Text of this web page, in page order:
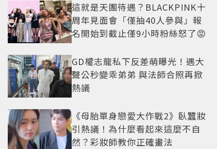
這就是天團待遇？BLACKPINK十
周年見面會「僅抽40人參與」報
名開始到截止僅9小時粉絲怒了😡
GD權志龍私下反差萌曝光！遇大
聲公秒變乖弟弟 與法師合照再掀
熱議
《母胎單身戀愛大作戰2》臥蠶妝
引熱議！為什麼看起來這麼不自
然？彩妝師教你正確畫法